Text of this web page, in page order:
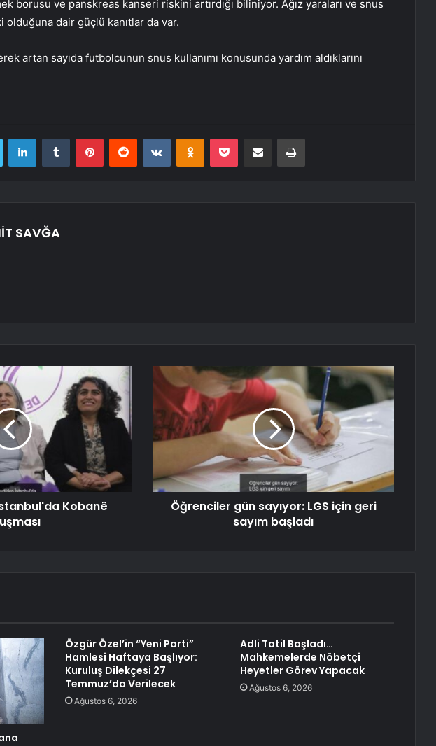
borusu ve panskreas kanseri riskini artırdığı biliniyor. Ağız yaraları ve snus
olduğuna dair güçlü kanıtlar da var.
artan sayıda futbolcunun snus kullanımı konusunda yardım aldıklarını
Twitter LinkedInTumblr PinterestReddit VKontakteOdnoklassniki
Pocket E-Posta ile paylaş Yazdır
SAVĞA
Kobanê
Öğrenciler gün sayıyor: LGS için geri
sayım başladı
Özgür Özel’in “Yeni Parti”
Hamlesi Haftaya Başlıyor:
Kuruluş Dilekçesi 27
Temmuz’da Verilecek
Ağustos 6, 2026
Adli Tatil Başladı…
Mahkemelerde Nöbetçi
Heyetler Görev Yapacak
Ağustos 6, 2026